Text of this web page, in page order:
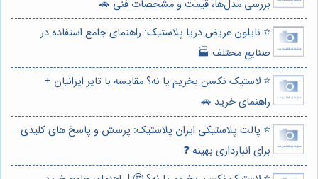
بررسی مدل‌ها، قیمت و مشخصات فنی 🚗
⭐️ نایلون عریض دریا پلاستیک: راهنمای جامع استفاده در
صنایع مختلف 🏭
⭐️ لاستیک نکسن بخریم یا نه؟ مقایسه با تایر ایرانیان +
راهنمای خرید 🚗
⭐️ پالت پلاستیکی ایران پلاستیک: پرسش و پاسخ های کلیدی
برای انبارداری بهینه ❓